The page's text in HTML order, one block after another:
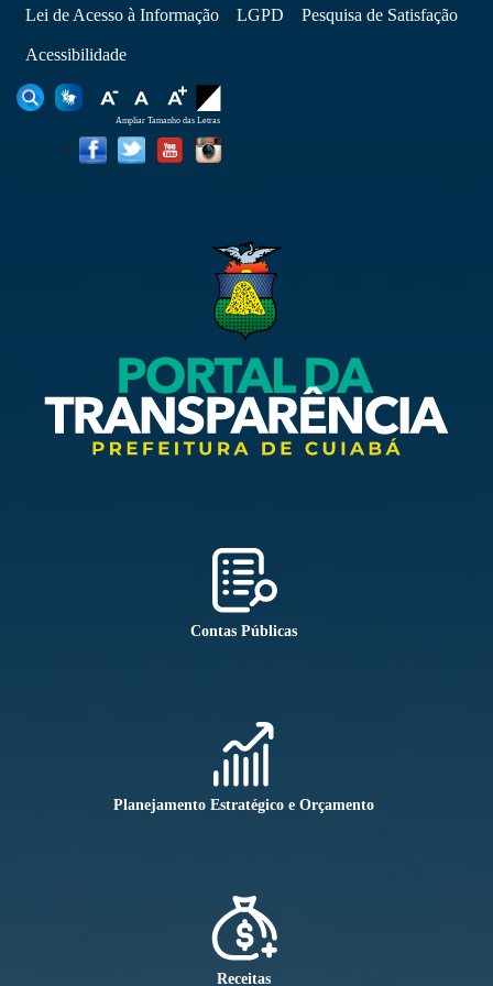
Lei de Acesso à Informação LGPD Pesquisa de Satisfação
Acessibilidade
Ampliar Tamanho das Letras
Contas Públicas
Planejamento Estratégico e Orçamento
Receitas